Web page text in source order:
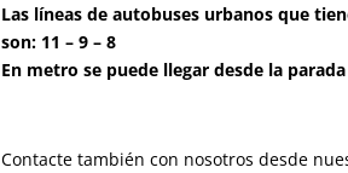
Las líneas de autobuses urbanos que
son: 11 – 9 – 8
En metro se puede llegar desde la
Contacte también con nosotros desde